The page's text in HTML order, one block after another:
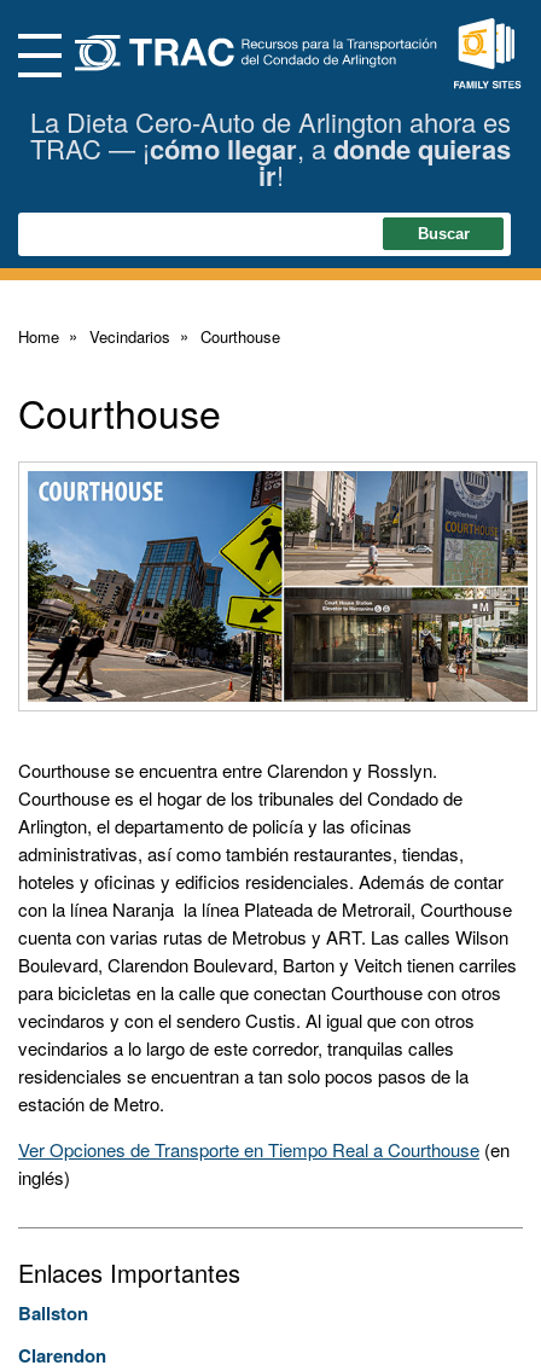
Main
ContentMenu
Sites
La Dieta Cero-Auto de Arlington ahora es
TRAC — ¡cómo llegar, adonde quieras
ir!
Search Buscar
Home Vecindarios Courthouse
Courthouse
Courthouse se encuentra entre Clarendon y Rosslyn.
Courthouse es el hogar de los tribunales del Condado de
Arlington, el departamento de policía y las oficinas
administrativas, así como también restaurantes, tiendas,
hoteles y oficinas y edificios residenciales. Además de contar
con la línea Naranja la línea Plateada de Metrorail, Courthouse
cuenta con varias rutas de Metrobus y ART. Las calles Wilson
Boulevard, Clarendon Boulevard, Barton y Veitch tienen carriles
para bicicletas en la calle que conectan Courthouse con otros
vecindaros y con el sendero Custis. Al igual que con otros
vecindarios a lo largo de este corredor, tranquilas calles
residenciales se encuentran a tan solo pocos pasos de la
estación de Metro.
Ver Opciones de Transporte en Tiempo Real a Courthouse (en
inglés)
Enlaces Importantes
Ballston
Clarendon